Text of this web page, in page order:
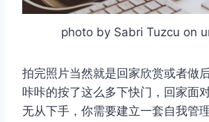
photo by Sabri Tuzcu on
拍完照片当然就是回家欣赏或者做
咔咔的按了这么多下快门，回家面
无从下手，你需要建立一套自我管